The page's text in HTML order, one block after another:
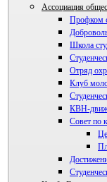
Ассоциация
Профком
Школа
Отряд
Клуб
КВН-
Совет по